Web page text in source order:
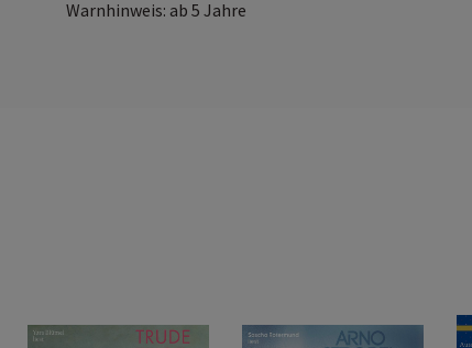
Warnhinweis: ab 5 Jahre